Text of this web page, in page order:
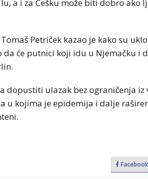
a i za Češku može biti dobro ako
Petriček kazao je kako su
da će putnici koji idu u Njemačku i
dopustiti ulazak bez ograničenja iz
u kojima je epidemija i dalje
Facebook